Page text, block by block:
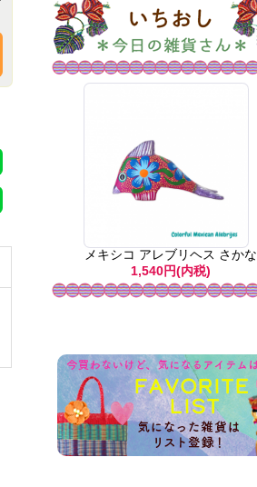
メキシコ アレブリヘス さかな
1,540円(内税)